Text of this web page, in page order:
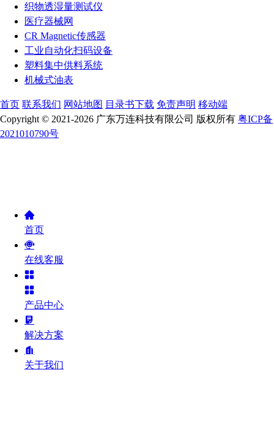
织物透湿量测试仪
医疗器械网
CR Magnetic传感器
工业自动化扫码设备
塑料集中供料系统
机械式油表
首页 联系我们 网站地图 目录书下载 免责声明 移动端
Copyright © 2021-2026 广东万连科技有限公司 版权所有 粤ICP备
2021010790号
首页
在线客服
产品中心
解决方案
关于我们